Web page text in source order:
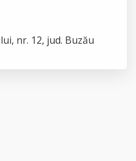
nr. 12, jud. Buzău